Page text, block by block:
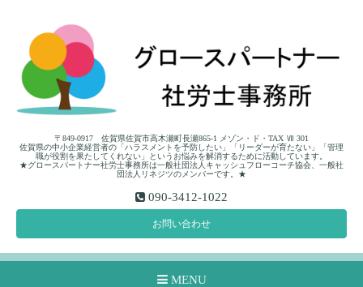
〒849-0917 佐賀県佐賀市高木瀬町長瀬865-1 メゾン・ド・TAX Ⅶ 301
佐賀県の中小企業経営者の「ハラスメントを予防したい」「リーダーが育たない」「管理
職が役割を果たしてくれない」というお悩みを解消するために活動しています。
★グロースパートナー社労士事務所は一般社団法人キャッシュフローコーチ協会、一般社
団法人リネジツのメンバーです。★
090-3412-1022
お問い合わせ
MENU